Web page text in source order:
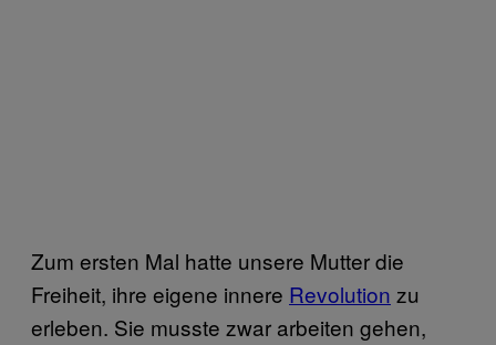
Zum ersten Mal hatte unsere Mutter die
Freiheit, ihre eigene innere Revolution zu
erleben. Sie musste zwar arbeiten gehen,